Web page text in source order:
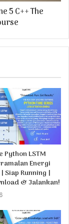
5 C++ The
Python LSTM
Energi
Siap Running |
& Jalankan!